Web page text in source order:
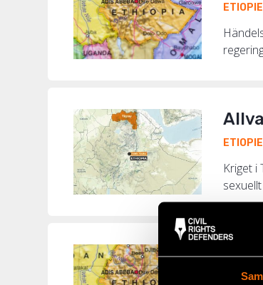
Kriget i